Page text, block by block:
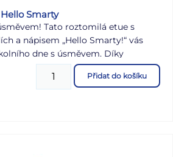
Smarty
Tato roztomilá etue s
a nápisem „Hello Smarty!“ vás
dne s úsměvem. Díky
tvaru nabízí dostatek prostoru na
– pastelky, tužky, fixy i další
Přidat do košíku